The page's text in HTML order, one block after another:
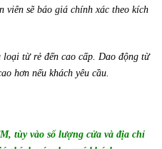
sẽ báo giá chính xác theo kích
từ rẻ đến cao cấp. Dao động từ
hơn nếu khách yêu cầu.
tùy vào số lượng cửa và địa chỉ